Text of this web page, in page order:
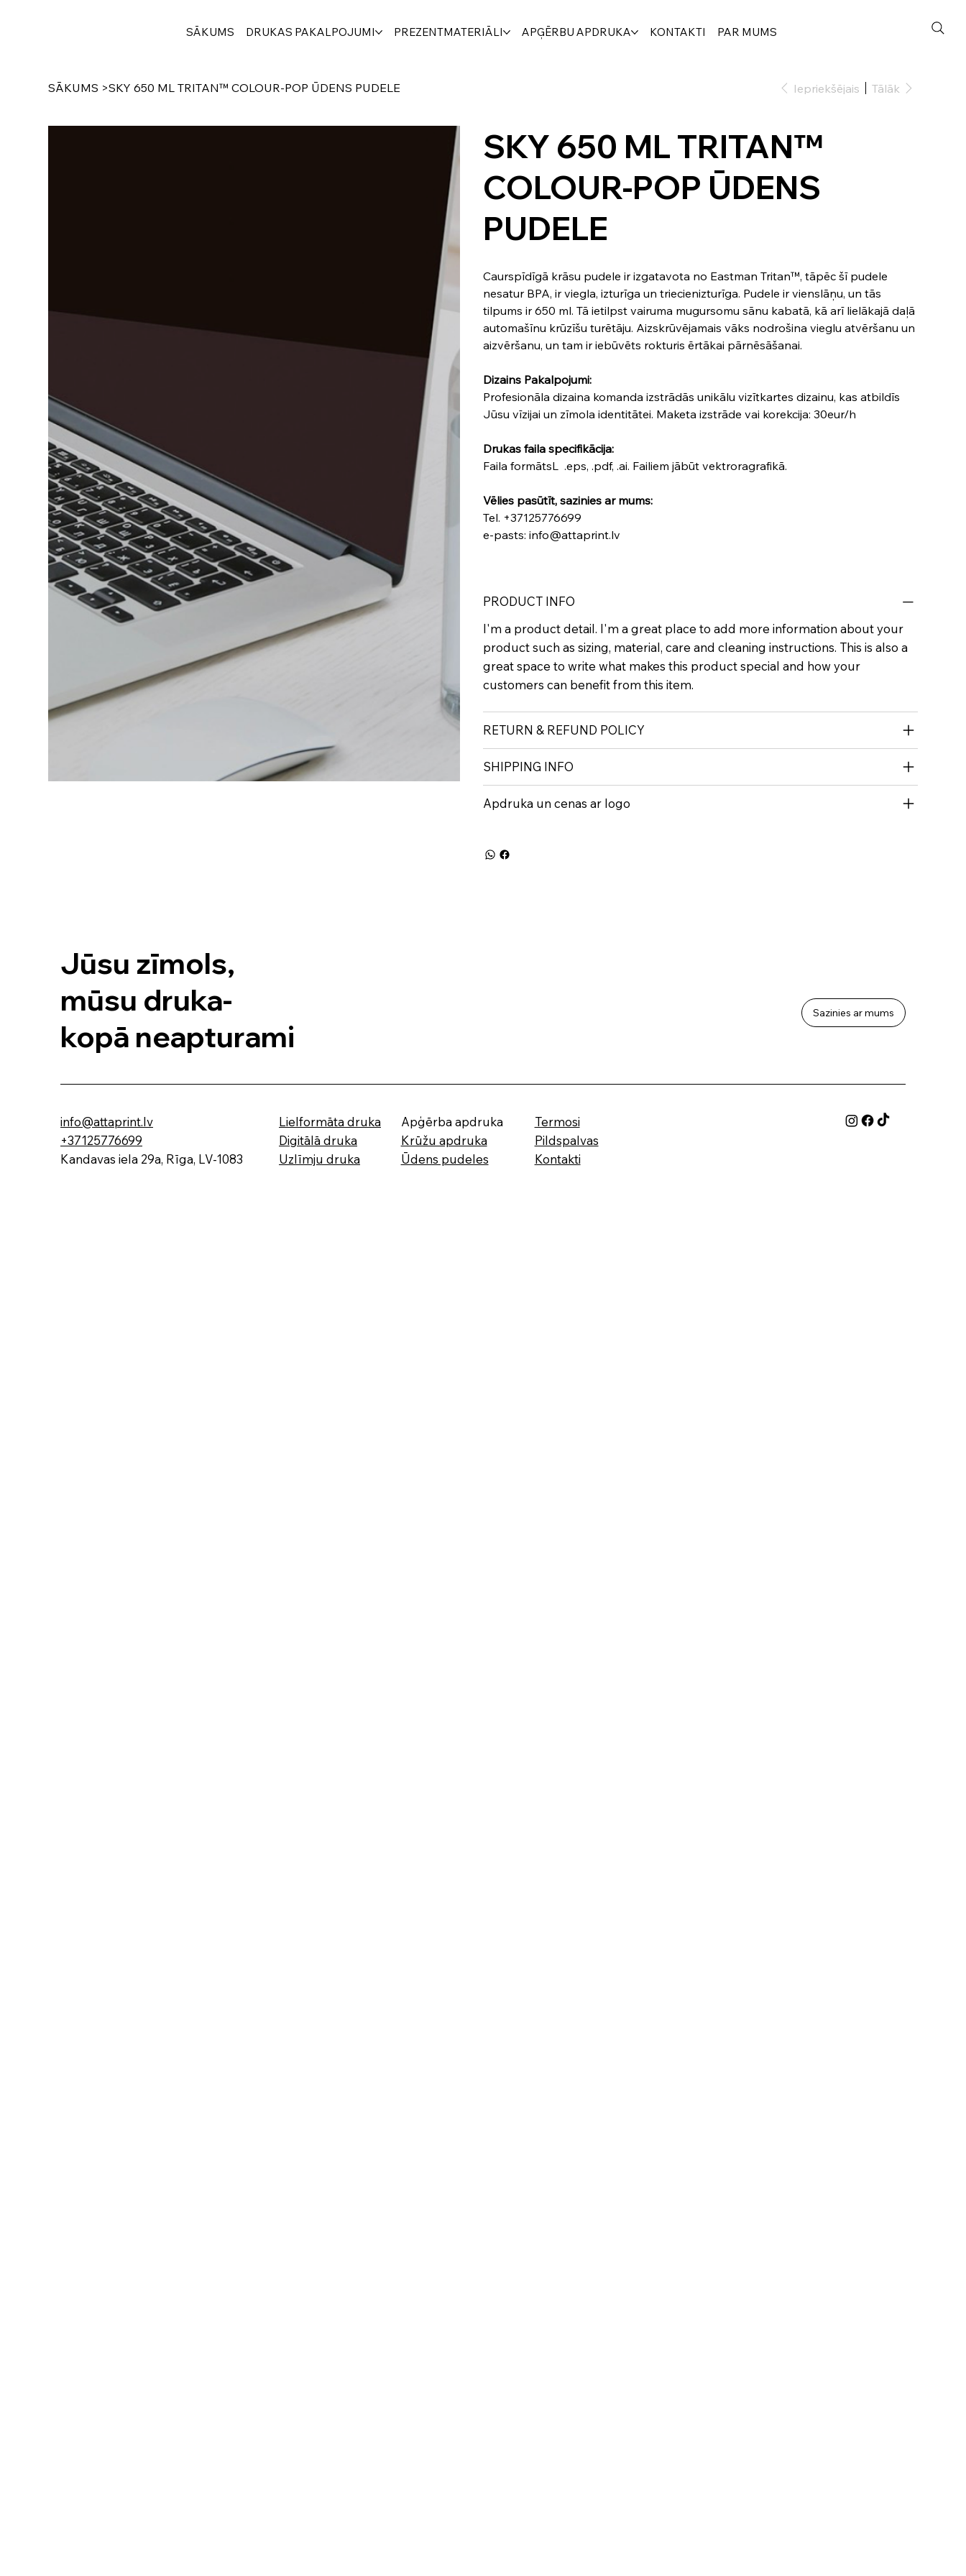
SĀKUMS DRUKAS PAKALPOJUMI PREZENTMATERIĀLI APĢĒRBU APDRUKA KONTAKTI PAR MUMS
SĀKUMS >SKY 650 ML TRITAN™ COLOUR-POP ŪDENS PUDELE Iepriekšējais Tālāk
SKY 650 ML TRITAN™
COLOUR-POP ŪDENS
PUDELE
Caurspīdīgā krāsu pudele ir izgatavota no Eastman Tritan™, tāpēc šī pudele
nesatur BPA, ir viegla, izturīga un triecienizturīga. Pudele ir vienslāņu, un tās
tilpums ir 650 ml. Tā ietilpst vairuma mugursomu sānu kabatā, kā arī lielākajā daļā
automašīnu krūzīšu turētāju. Aizskrūvējamais vāks nodrošina vieglu atvēršanu un
aizvēršanu, un tam ir iebūvēts rokturis ērtākai pārnēsāšanai.
Dizains Pakalpojumi:
Profesionāla dizaina komanda izstrādās unikālu vizītkartes dizainu, kas atbildīs
Jūsu vīzijai un zīmola identitātei. Maketa izstrāde vai korekcija: 30eur/h
Drukas faila specifikācija:
Faila formātsL .eps, .pdf, .ai. Failiem jābūt vektroragrafikā.
Vēlies pasūtīt, sazinies ar mums:
Tel. +37125776699
e-pasts: info@attaprint.lv
PRODUCT INFO
I'm a product detail. I'm a great place to add more information about your
product such as sizing, material, care and cleaning instructions. This is also a
great space to write what makes this product special and how your
customers can benefit from this item.
RETURN & REFUND POLICY
SHIPPING INFO
Apdruka un cenas ar logo
Jūsu zīmols,
mūsu druka-
kopā neapturami
Sazinies ar mums
info@attaprint.lv
+37125776699
Kandavas iela 29a, Rīga, LV-1083
Lielformāta druka
Digitālā druka
Uzlīmju druka
Apģērba apdruka
Krūžu apdruka
Ūdens pudeles
Termosi
Pildspalvas
Kontakti